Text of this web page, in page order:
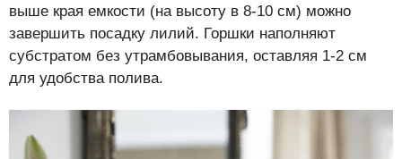
выше края емкости (на высоту в 8-10 см) можно
завершить посадку лилий. Горшки наполняют
субстратом без утрамбовывания, оставляя 1-2 см
для удобства полива.